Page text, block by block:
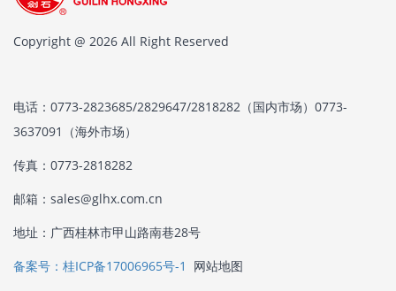
Copyright @ 2026 All Right Reserved
电话：0773-2823685/2829647/2818282（国内市场）0773-
3637091（海外市场）
传真：0773-2818282
邮箱：sales@glhx.com.cn
地址：广西桂林市甲山路南巷28号
备案号：桂ICP备17006965号-1
网站地图